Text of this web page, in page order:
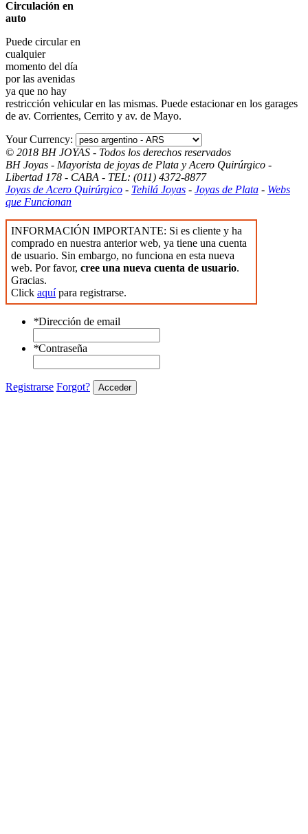
Circulación en
auto
Puede circular en
cualquier
momento del día
por las avenidas
ya que no hay
restricción vehicular en las mismas. Puede estacionar en los garages
de av. Corrientes, Cerrito y av. de Mayo.
Your Currency:
© 2018 BH JOYAS - Todos los derechos reservados
BH Joyas - Mayorista de joyas de Plata y Acero Quirúrgico -
Libertad 178 - CABA - TEL: (011) 4372-8877
Joyas de Acero Quirúrgico - Tehilá Joyas - Joyas de Plata - Webs
que Funcionan
INFORMACIÓN IMPORTANTE: Si es cliente y ha
comprado en nuestra anterior web, ya tiene una cuenta
de usuario. Sin embargo, no funciona en esta nueva
web. Por favor, cree una nueva cuenta de usuario.
Gracias.
Click aquípara registrarse.
*Dirección de email
*Contraseña
Registrarse Forgot? Acceder